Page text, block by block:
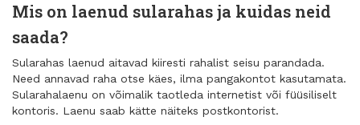
Mis on laenud sularahas ja kuidas neid
saada?
Sularahas laenud aitavad kiiresti rahalist seisu parandada.
Need annavad raha otse käes, ilma pangakontot kasutamata.
Sularahalaenu on võimalik taotleda internetist või füüsiliselt
kontoris. Laenu saab kätte näiteks postkontorist.